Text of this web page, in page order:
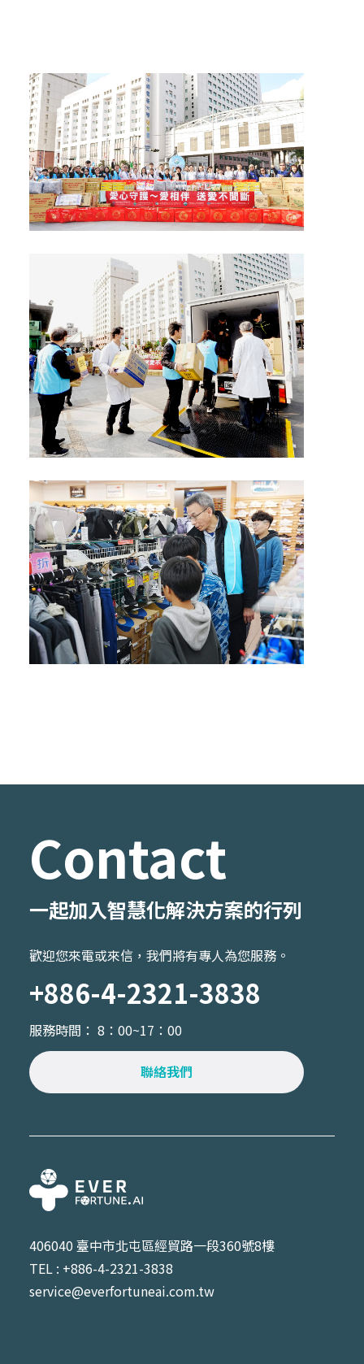
Contact
一起加入智慧化解決方案的行列
歡迎您來電或來信，我們將有專人為您服務。
+886-4-2321-3838
服務時間： 8：00~17：00
聯絡我們
406040 臺中市北屯區經貿路一段360號8樓
TEL : +886-4-2321-3838
service@everfortuneai.com.tw